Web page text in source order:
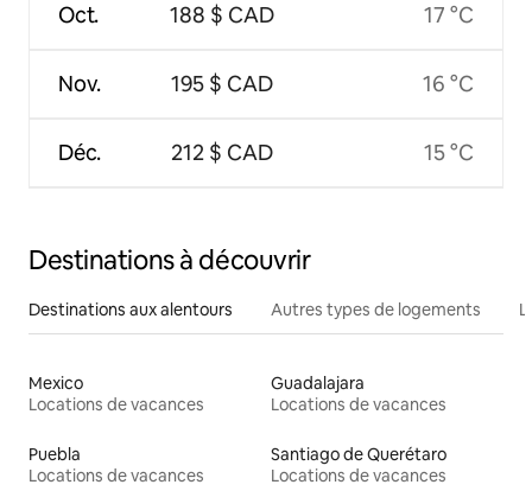
Oct.
Nov.
Déc.
188 $ CAD
195 $ CAD
212 $ CAD
17 °C
16 °C
15 °C
Destinations à découvrir
Destinations aux alentours Autres types de logements
Mexico
Locations de vacances
Guadalajara
Locations de vacances
Puebla
Locations de vacances
Santiago de Querétaro
Locations de vacances